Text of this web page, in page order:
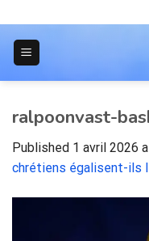
to
content
ralpoonvast-
Published 1 avril 2026
chrétiens égalisent-ils